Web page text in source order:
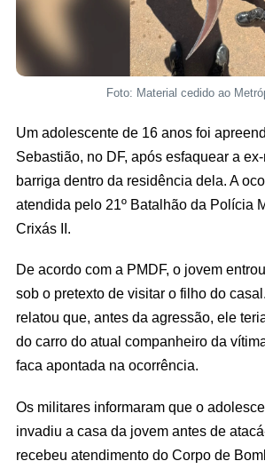
Foto: Material cedido ao
Um adolescente de 16 anos foi
Sebastião, no DF, após esfaquear a
barriga dentro da residência dela. A
atendida pelo 21º Batalhão da Polícia
Crixás II.
De acordo com a PMDF, o jovem
sob o pretexto de visitar o filho do
relatou que, antes da agressão, ele
do carro do atual companheiro da
faca apontada na ocorrência.
Os militares informaram que o
invadiu a casa da jovem antes de
recebeu atendimento do Corpo de